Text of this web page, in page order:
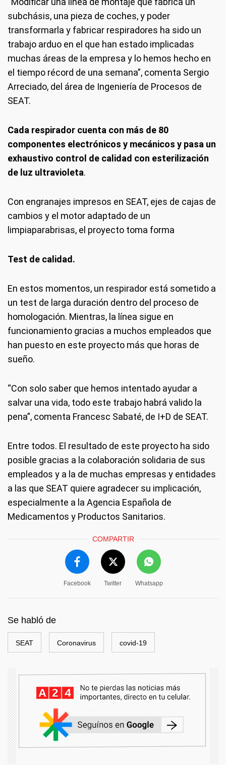
subchásis, una pieza de coches, y poder
transformarla y fabricar respiradores ha sido un
trabajo arduo en el que han estado implicadas
muchas áreas de la empresa y lo hemos hecho en
el tiempo récord de una semana”, comenta Sergio
Arreciado, del área de Ingeniería de Procesos de
SEAT.
Cada respirador cuenta con más de 80
componentes electrónicos y mecánicos y pasa un
exhaustivo control de calidad con esterilización
de luz ultravioleta.
Con engranajes impresos en SEAT, ejes de cajas de
cambios y el motor adaptado de un
limpiaparabrisas, el proyecto toma forma
Test de calidad.
En estos momentos, un respirador está sometido a
un test de larga duración dentro del proceso de
homologación. Mientras, la línea sigue en
funcionamiento gracias a muchos empleados que
han puesto en este proyecto más que horas de
sueño.
“Con solo saber que hemos intentado ayudar a
salvar una vida, todo este trabajo habrá valido la
pena”, comenta Francesc Sabaté, de I+D de SEAT.
Entre todos. El resultado de este proyecto ha sido
posible gracias a la colaboración solidaria de sus
empleados y a la de muchas empresas y entidades
a las que SEAT quiere agradecer su implicación,
especialmente a la Agencia Española de
Medicamentos y Productos Sanitarios.
COMPARTIR
Facebook Twitter Whatsapp
Se habló de
SEAT Coronavirus covid-19